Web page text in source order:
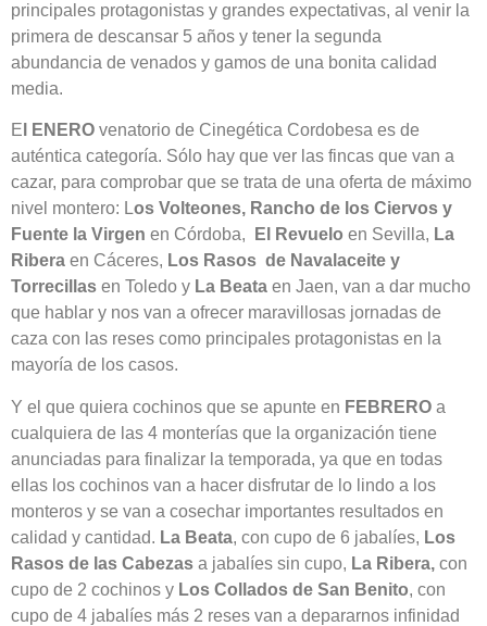
principales protagonistas y grandes expectativas, al venir la
primera de descansar 5 años y tener la segunda
abundancia de venados y gamos de una bonita calidad
media.
E l ENERO venatorio de Cinegética Cordobesa es de
auténtica categoría. Sólo hay que ver las fincas que van a
cazar, para comprobar que se trata de una oferta de máximo
nivel montero: Los Volteones, Rancho de los Ciervos y
Fuente la Virgen en Córdoba, El Revuelo en Sevilla, La
Ribera en Cáceres, Los Rasos de Navalaceite y
Torrecillas en Toledo y La Beata en Jaen, van a dar mucho
que hablar y nos van a ofrecer maravillosas jornadas de
caza con las reses como principales protagonistas en la
mayoría de los casos.
Y el que quiera cochinos que se apunte en FEBRERO a
cualquiera de las 4 monterías que la organización tiene
anunciadas para finalizar la temporada, ya que en todas
ellas los cochinos van a hacer disfrutar de lo lindo a los
monteros y se van a cosechar importantes resultados en
calidad y cantidad. La Beata, con cupo de 6 jabalíes, Los
Rasos de las Cabezas a jabalíes sin cupo, La Ribera, con
cupo de 2 cochinos y Los Collados de San Benito, con
cupo de 4 jabalíes más 2 reses van a depararnos infinidad